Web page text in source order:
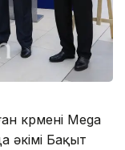
көрмені Mega
әкімі Бақыт